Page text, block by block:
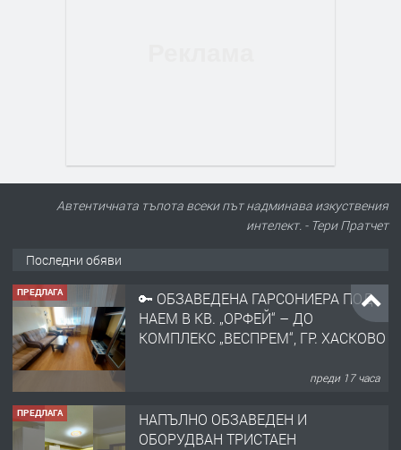
Автентичната тъпота всеки път надминава изкуствения
интелект. - Тери Пратчет
Последни обяви
ПРЕДЛАГА
🔑 ОБЗАВЕДЕНА ГАРСОНИЕРА ПОД
НАЕМ В КВ. „ОРФЕЙ“ – ДО
КОМПЛЕКС „ВЕСПРЕМ“, ГР. ХАСКОВО
преди 17 часа
ПРЕДЛАГА
НАПЪЛНО ОБЗАВЕДЕН И
ОБОРУДВАН ТРИСТАЕН